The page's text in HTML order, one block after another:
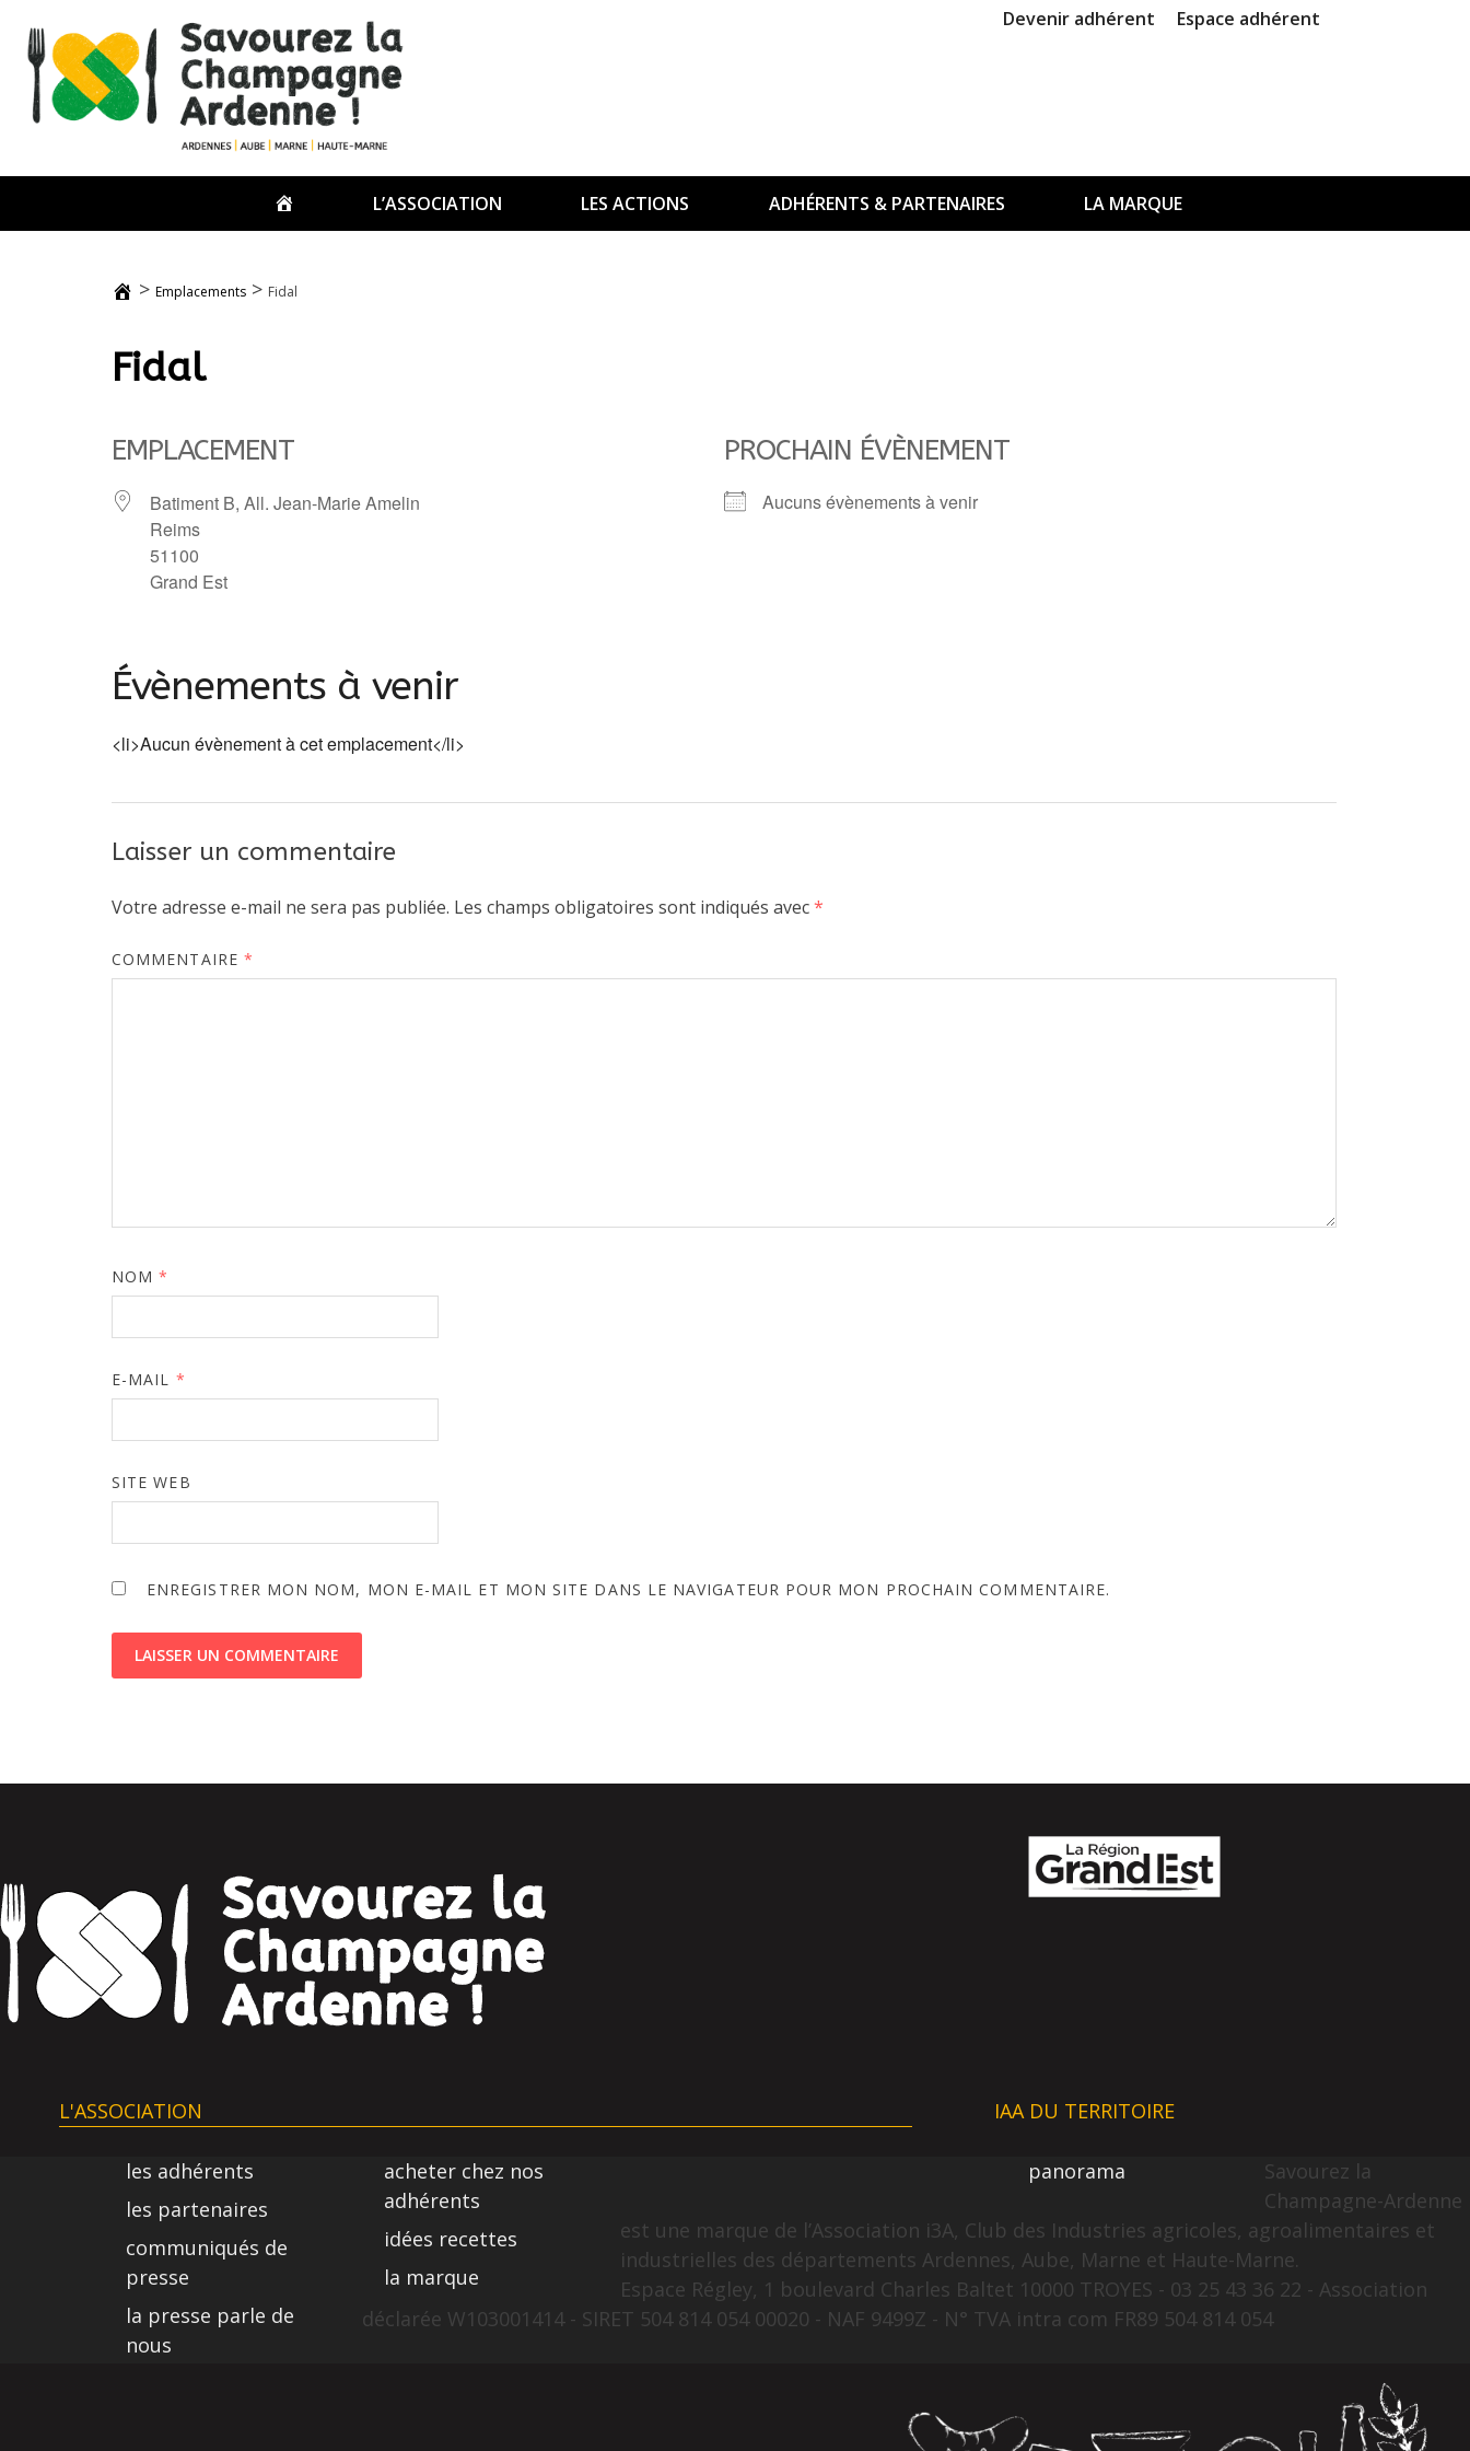
contenu
Devenir adhérent Espace adhérent
ACCUEIL L’ASSOCIATION LES ACTIONS ADHÉRENTS & PARTENAIRES LA MARQUE
> Emplacements > Fidal
Fidal
EMPLACEMENT
Batiment B, All. Jean-Marie Amelin
Reims
51100
Grand Est
PROCHAIN ÉVÈNEMENT
Aucuns évènements à venir
Évènements à venir
<li>Aucun évènement à cet emplacement</li>
Laisser un commentaire
Votre adresse e-mail ne sera pas publiée. Les champs obligatoires sont indiqués avec*
COMMENTAIRE *
NOM*
E-MAIL *
SITE WEB
ENREGISTRER MON NOM, MON E-MAIL ET MON SITE DANS LE NAVIGATEUR POUR MON PROCHAIN COMMENTAIRE.
L'ASSOCIATION IAA DU TERRITOIRE
les adhérents
les partenaires
communiqués de
presse
la presse parle de
nous
acheter chez nos
adhérents
idées recettes
la marque
panorama
Savourez la
Champagne-Ardenne
est une marque de l’Association i3A, Club des Industries agricoles, agroalimentaires et
industrielles des départements Ardennes, Aube, Marne et Haute-Marne.
Espace Régley, 1 boulevard Charles Baltet 10000 TROYES - 03 25 43 36 22 - Association
déclarée W103001414 - SIRET 504 814 054 00020 - NAF 9499Z - N° TVA intra com FR89 504 814 054